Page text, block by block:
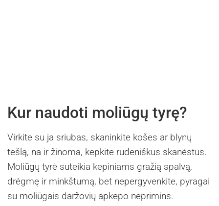
Kur naudoti moliūgų tyrę?
Virkite su ja sriubas, skaninkite košes ar blynų
tešlą, na ir žinoma, kepkite rudeniškus skanėstus.
Moliūgų tyrė suteikia kepiniams gražią spalvą,
drėgmę ir minkštumą, bet nepergyvenkite, pyragai
su moliūgais daržovių apkepo neprimins.